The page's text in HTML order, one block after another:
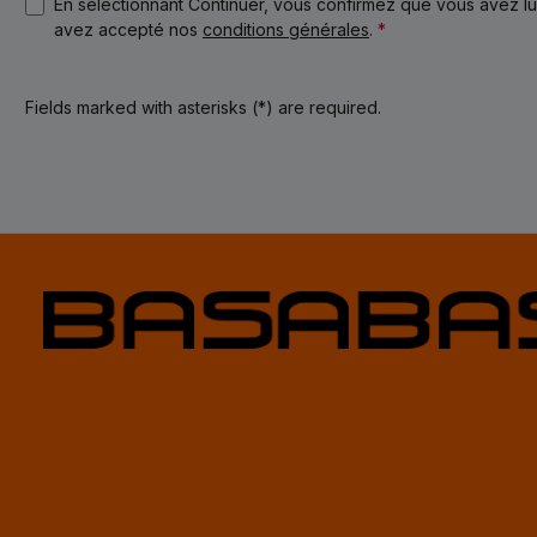
En sélectionnant Continuer, vous confirmez que vous avez
avez accepté nos conditions générales. *
Fields marked with asterisks (*) are required.